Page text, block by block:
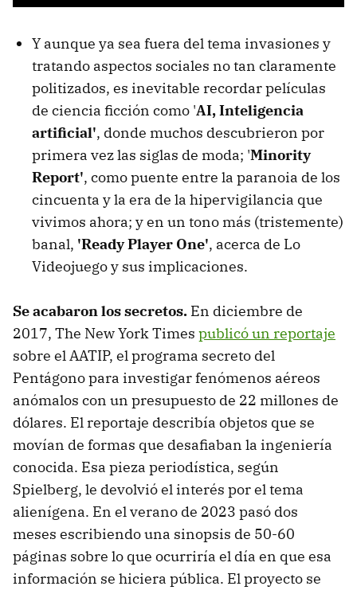
Y aunque ya sea fuera del tema invasiones y
tratando aspectos sociales no tan claramente
politizados, es inevitable recordar películas
de ciencia ficción como 'AI, Inteligencia
artificial', donde muchos descubrieron por
primera vez las siglas de moda; 'Minority
Report', como puente entre la paranoia de los
cincuenta y la era de la hipervigilancia que
vivimos ahora; y en un tono más (tristemente)
banal, 'Ready Player One', acerca de Lo
Videojuego y sus implicaciones.
Se acabaron los secretos. En diciembre de
2017, The New York Times publicó un reportaje
sobre el AATIP, el programa secreto del
Pentágono para investigar fenómenos aéreos
anómalos con un presupuesto de 22 millones de
dólares. El reportaje describía objetos que se
movían de formas que desafiaban la ingeniería
conocida. Esa pieza periodística, según
Spielberg, le devolvió el interés por el tema
alienígena. En el verano de 2023 pasó dos
meses escribiendo una sinopsis de 50-60
páginas sobre lo que ocurriría el día en que esa
información se hiciera pública. El proyecto se